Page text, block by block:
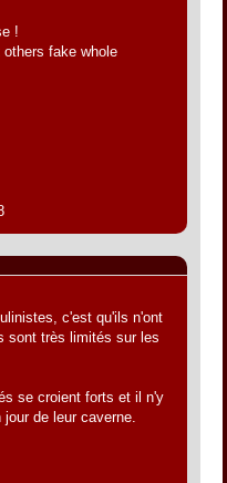
!
fake whole
c'est qu'ils n'ont
sont très limités sur les
se croient forts et il n'y
de leur caverne.